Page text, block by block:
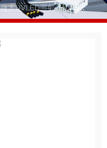
方UVLED照射器UVE30